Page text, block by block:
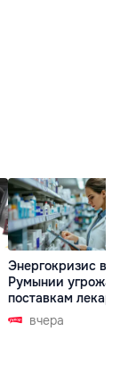
Энергокризис в
Румынии
поставкам
вчера